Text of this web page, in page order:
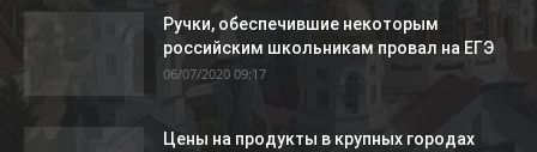
Ручки, обеспечившие некоторым
российским школьникам провал на ЕГЭ
06/07/2020 09:17
Цены на продукты в крупных городах